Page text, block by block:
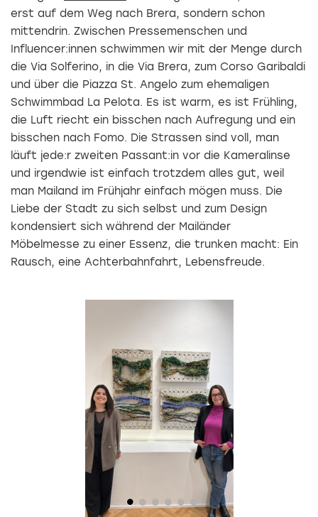
erst auf dem Weg nach Brera, sondern schon
mittendrin. Zwischen Pressemenschen und
Influencer:innen schwimmen wir mit der Menge durch
die Via Solferino, in die Via Brera, zum Corso Garibaldi
und über die Piazza St. Angelo zum ehemaligen
Schwimmbad La Pelota. Es ist warm, es ist Frühling,
die Luft riecht ein bisschen nach Aufregung und ein
bisschen nach Fomo. Die Strassen sind voll, man
läuft jede:r zweiten Passant:in vor die Kameralinse
und irgendwie ist einfach trotzdem alles gut, weil
man Mailand im Frühjahr einfach mögen muss. Die
Liebe der Stadt zu sich selbst und zum Design
kondensiert sich während der Mailänder
Möbelmesse zu einer Essenz, die trunken macht: Ein
Rausch, eine Achterbahnfahrt, Lebensfreude.